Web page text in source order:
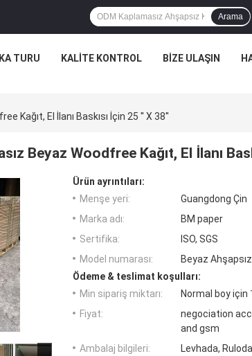
Arama
TURU KALITE KONTROL BIZE ULAŞIN
Kağıt, El İlanı Baskısı İçin 25 '' X 38''
Beyaz Woodfree Kağıt, El İlanı
Ürün ayrıntıları:
Menşe yeri:
Guangdong Çin
Marka adı:
BM paper
Sertifika:
ISO, SGS
Model numarası:
Beyaz
Ödeme & teslimat koşulları:
Min sipariş miktarı:
Normal boy için
Fiyat:
negociation
and gsm
Ambalaj bilgileri:
Levhada,